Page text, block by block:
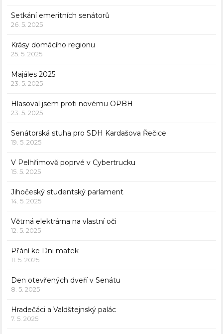
Setkání emeritních senátorů
26. 5. 2025
Krásy domácího regionu
25. 5. 2025
Majáles 2025
23. 5. 2025
Hlasoval jsem proti novému OPBH
23. 5. 2025
Senátorská stuha pro SDH Kardašova Řečice
19. 5. 2025
V Pelhřimově poprvé v Cybertrucku
15. 5. 2025
Jihočeský studentský parlament
14. 5. 2025
Větrná elektrárna na vlastní oči
12. 5. 2025
Přání ke Dni matek
11. 5. 2025
Den otevřených dveří v Senátu
8. 5. 2025
Hradečáci a Valdštejnský palác
7. 5. 2025